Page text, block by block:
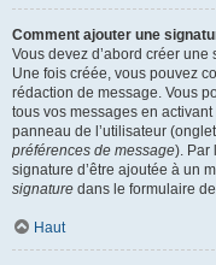
Comment ajouter une
Vous devez d’abord créer
Une fois créée, vous pouvez
rédaction de message. Vous
tous vos messages en
panneau de l’utilisateur (onglet
préférences de message). Par
signature d’être ajoutée à un
signature dans le formulaire
Haut